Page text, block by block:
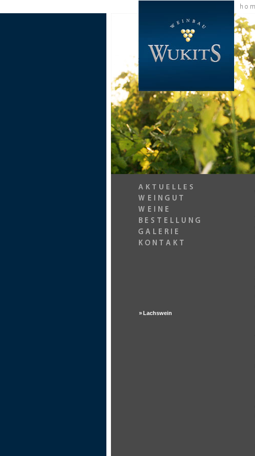
»Lachswein